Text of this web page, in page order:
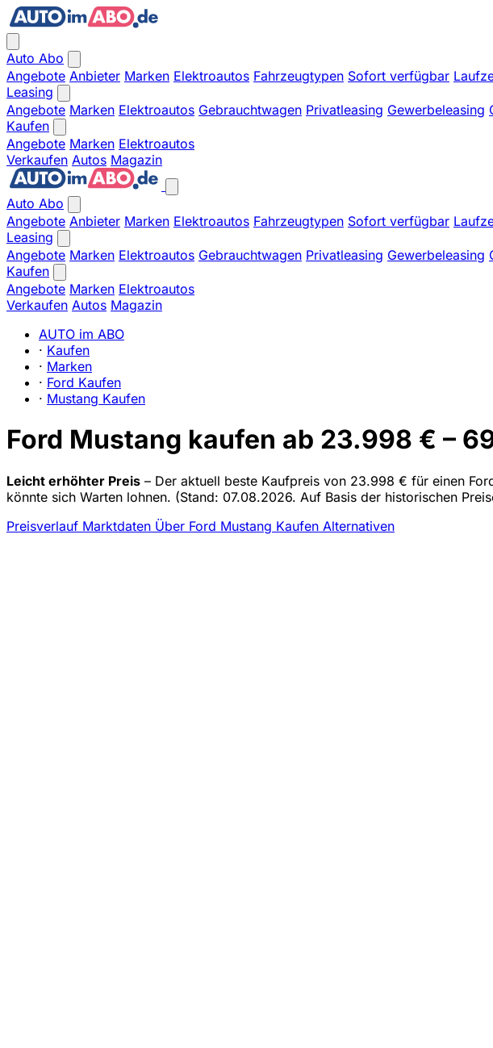
Auto Abo
Angebote Anbieter Marken Elektroautos Fahrzeugtypen Sofort verfügbar
Leasing
Angebote Marken Elektroautos Gebrauchtwagen Privatleasing Gewerbeleasing
Kaufen
Angebote Marken Elektroautos
Verkaufen Autos Magazin
Auto Abo
Angebote Anbieter Marken Elektroautos Fahrzeugtypen Sofort verfügbar
Leasing
Angebote Marken Elektroautos Gebrauchtwagen Privatleasing Gewerbeleasing
Kaufen
Angebote Marken Elektroautos
Verkaufen Autos Magazin
AUTO im ABO
· Kaufen
· Marken
· Ford Kaufen
· Mustang Kaufen
Ford Mustang kaufen ab 23.998 € –
Leicht erhöhter Preis – Der aktuell beste Kaufpreis von 23.998 € für einen
könnte sich Warten lohnen. (Stand: 07.08.2026. Auf Basis der historischen
Preisverlauf Marktdaten Über Ford Mustang Kaufen Alternativen